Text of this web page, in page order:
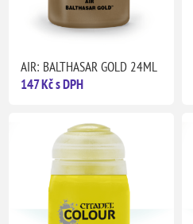
AIR: BALTHASAR GOLD 24ML
147 Kč s DPH